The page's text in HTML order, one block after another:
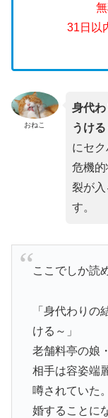
31日以
おねこ
身代
うけ
にセ
危機
裂が
す。
ここでしか読
「身代わりの
ける～」
老舗料亭の娘
相手は容姿端
噂されていた
婚することに